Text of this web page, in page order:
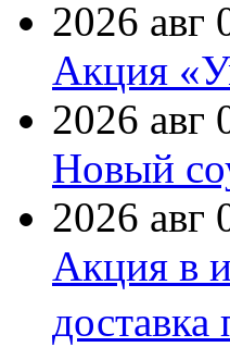
2026 авг
Акция
2026 авг
Новый
2026 авг
Акция в
доставка